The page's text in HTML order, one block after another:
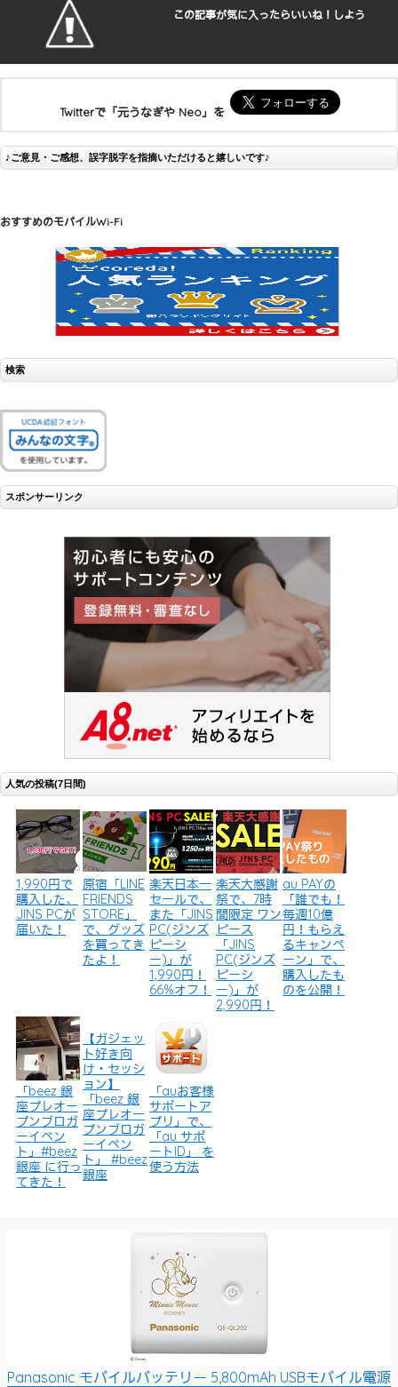
この記事が気に入ったらいいね！しよう
Twitterで「元うなぎや Neo」を
♪ご意見・ご感想、誤字脱字を指摘いただけると嬉しいです♪
おすすめのモバイルWi-Fi
検索
スポンサーリンク
人気の投稿(7日間)
1,990円で
購入した、
JINS PCが
届いた！
原宿「LINE
FRIENDS
STORE」
で、グッズ
を買ってき
たよ！
楽天日本一
セールで、
また「JINS
PC(ジンズ
ピーシ
ー)」が
1,990円！
66%オフ！
楽天大感謝
祭で、7時
間限定 ワン
ピース
「JINS
PC(ジンズ
ピーシ
ー)」が
2,990円！
au PAYの
「誰でも！
毎週10億
円！もらえ
るキャンペ
ーン」で、
購入したも
のを公開！
「beez 銀
座プレオー
プンブロガ
ーイベン
ト」#beez
銀座 に行っ
てきた！
【ガジェッ
ト好き向
け・セッシ
ョン】
「beez 銀
座プレオー
プンブロガ
ーイベン
ト」 #beez
銀座
「auお客様
サポートア
プリ」で、
「au サポ
ートID」 を
使う方法
Panasonic モバイルバッテリー 5,800mAh USBモバイル電源